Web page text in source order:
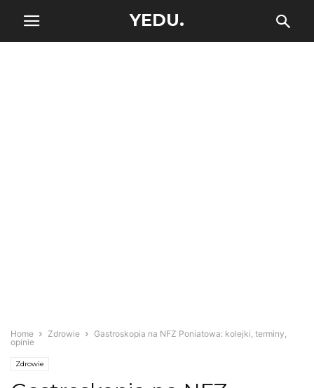
YEDU.
Home Zdrowie
Gastroskopia na NFZ Poniatowa: kolejki, terminy,
opinie
Zdrowie